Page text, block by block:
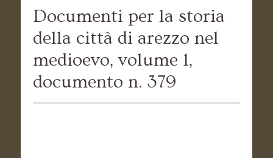
Documenti per la storia
della città di arezzo nel
medioevo, volume 1,
documento n. 379